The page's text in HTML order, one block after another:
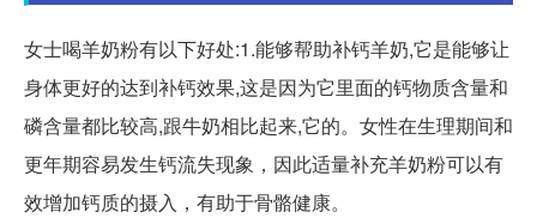
女士喝羊奶粉有以下好处:1.能够帮助补钙羊奶,它是能够让
身体更好的达到补钙效果,这是因为它里面的钙物质含量和
磷含量都比较高,跟牛奶相比起来,它的。女性在生理期间和
更年期容易发生钙流失现象，因此适量补充羊奶粉可以有
效增加钙质的摄入，有助于骨骼健康。